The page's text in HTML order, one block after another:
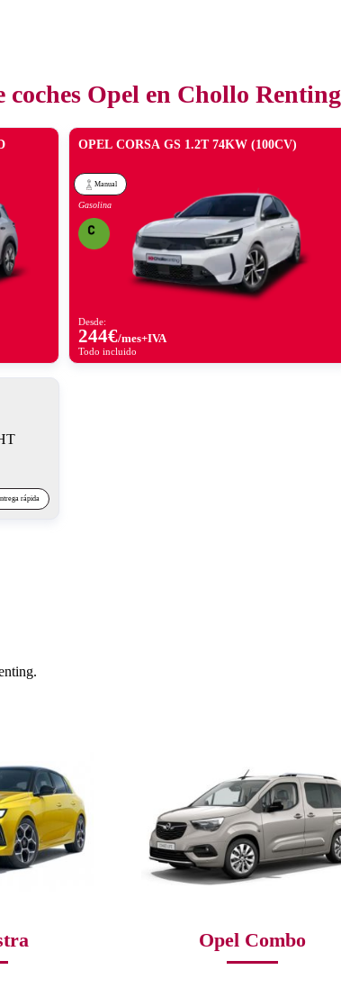
coches Opel en Chollo Renting
OPEL CORSA GS 1.2T 74KW (100CV)
Manual
Gasolina
Desde:
244€/mes+IVA
Todo incluido
rápida
Opel Combo